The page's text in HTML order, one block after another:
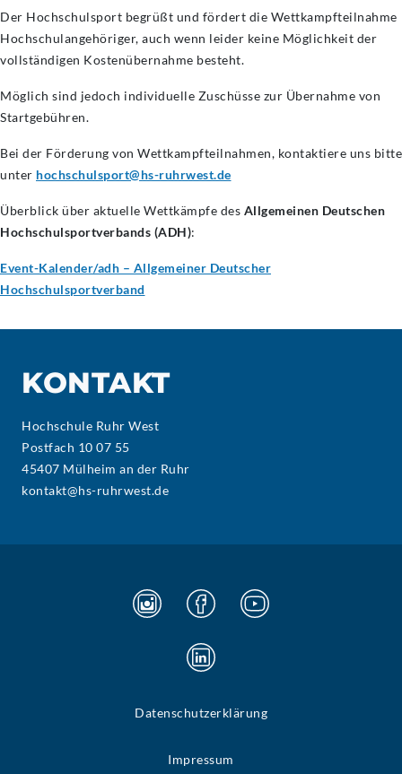
Der Hochschulsport begrüßt und fördert die Wettkampfteilnahme
Hochschulangehöriger, auch wenn leider keine Möglichkeit der
vollständigen Kostenübernahme besteht.
Möglich sind jedoch individuelle Zuschüsse zur Übernahme von
Startgebühren.
Bei der Förderung von Wettkampfteilnahmen, kontaktiere uns bitte
unter hochschulsport@hs-ruhrwest.de
Überblick über aktuelle Wettkämpfe des Allgemeinen Deutschen
Hochschulsportverbands (ADH):
Event-Kalender/adh – Allgemeiner Deutscher
Hochschulsportverband
KONTAKT
Hochschule Ruhr West
Postfach 10 07 55
45407 Mülheim an der Ruhr
kontakt@hs-ruhrwest.de
Datenschutzerklärung
Impressum